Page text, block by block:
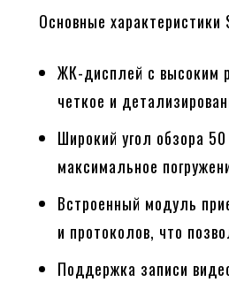
Основные
ЖК-дисплей с высоким
четкое и
Широкий угол обзора
максимальное
Встроенный модуль
и протоколов, что
Поддержка записи